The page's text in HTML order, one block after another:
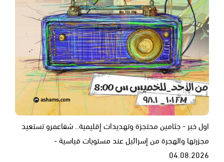
اول خبر - جثامين محتجزة وتهديدات إقليمية.. شفاعمرو تستعيد
مجزرتها والهجرة من إسرائيل عند مستويات قياسية -
04.08.2026